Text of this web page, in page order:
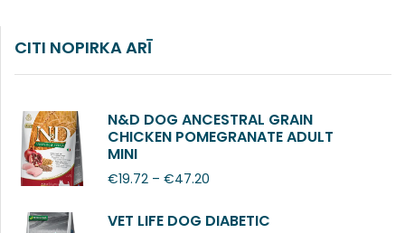
CITI NOPIRKA ARĪ
N&D DOG ANCESTRAL GRAIN
CHICKEN POMEGRANATE ADULT
MINI
€19.72 – €47.20
VET LIFE DOG DIABETIC